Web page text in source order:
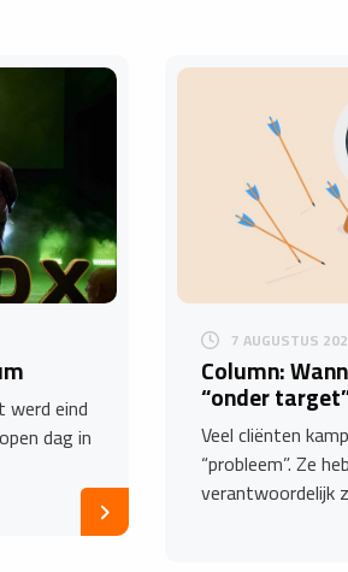
eind
dag in
7 AUGUSTUS
Column:
“onder
Veel cliënten
“probleem”. Ze
verantwoordelijk